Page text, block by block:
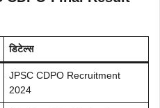
डिटेल्स
JPSC CDPO Recruitment
2024